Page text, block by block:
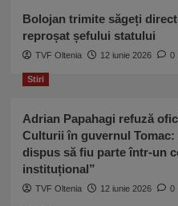
Bolojan trimite săgeți
reproșat șefului statului
TVF Oltenia 12 iunie 2026 0
Stiri
Adrian Papahagi refuză
Culturii în guvernul
dispus să fiu parte într-un
instituțional”
TVF Oltenia 12 iunie 2026 0